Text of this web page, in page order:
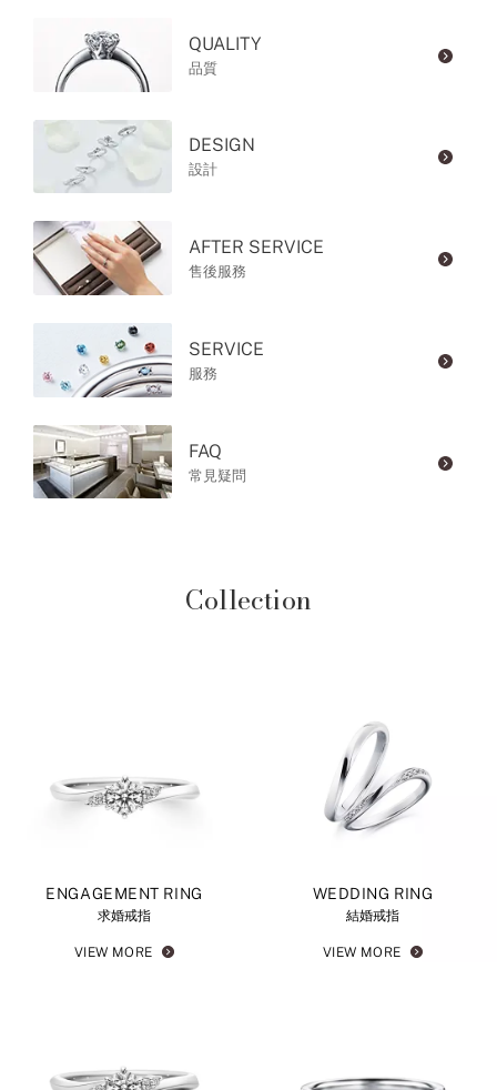
QUALITY
品質
DESIGN
設計
AFTER SERVICE
售後服務
SERVICE
服務
FAQ
常見疑問
Collection
ENGAGEMENT RING
求婚戒指
VIEW MORE
WEDDING RING
結婚戒指
VIEW MORE